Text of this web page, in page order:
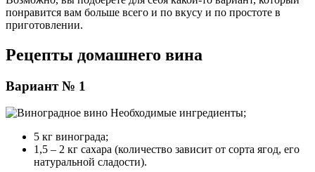
понравится вам больше всего и по вкусу и по простоте в
приготовлении.
Рецепты домашнего вина
Вариант № 1
Необходимые ингредиенты;
5 кг винограда;
1,5 – 2 кг сахара (количество зависит от сорта ягод, его
натуральной сладости).